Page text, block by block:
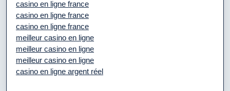
casino en ligne france
casino en ligne france
casino en ligne france
meilleur casino en ligne
meilleur casino en ligne
meilleur casino en ligne
casino en ligne argent réel